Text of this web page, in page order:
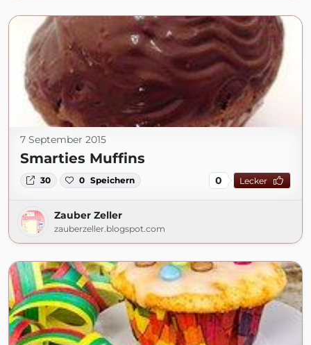
7 September 2015
Smarties Muffins
30 0 Speichern 0 Lecker
Zauber Zeller
zauberzeller.blogspot.com